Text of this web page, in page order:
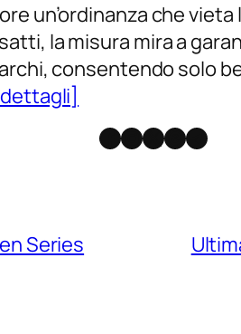
un’ordinanza che
la misura mira a
consentendo solo
Facebook
Instagram
X Threads
Series